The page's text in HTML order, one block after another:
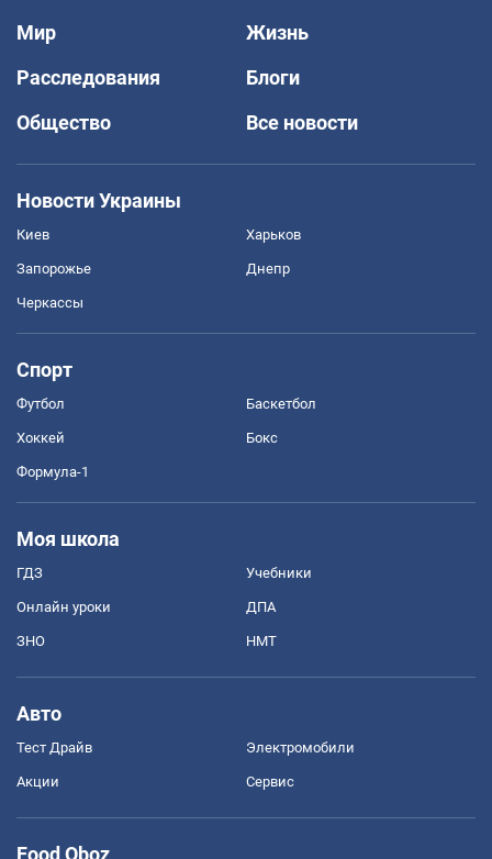
Мир
Жизнь
Расследования
Блоги
Общество
Все новости
Новости Украины
Киев Харьков
Запорожье Днепр
Черкассы
Спорт
Футбол Баскетбол
Хоккей Бокс
Формула-1
Моя школа
ГДЗ Учебники
Онлайн уроки ДПА
ЗНО НМТ
Авто
Тест Драйв Электромобили
Акции Сервис
Food Oboz